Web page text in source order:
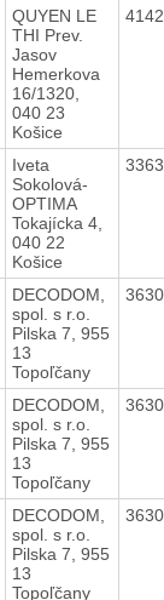
QUYEN LE
THI Prev.
Jasov
Hemerkova
16/1320,
040 23
Košice
Iveta
Sokolová-
OPTIMA
Tokajícka 4,
040 22
Košice
DECODOM,
spol. s r.o.
Pilska 7, 955
13
Topoľčany
DECODOM,
spol. s r.o.
Pilska 7, 955
13
Topoľčany
DECODOM,
spol. s r.o.
Pilska 7, 955
13
Topoľčany